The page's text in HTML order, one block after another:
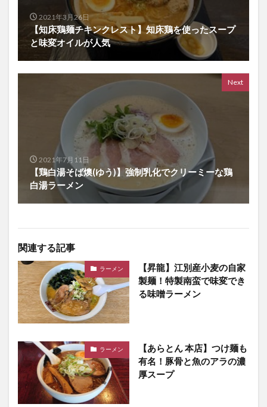
2021年3月26日
【知床鶏麺チキンクレスト】知床鶏を使ったスープ
と味変オイルが人気
Next
2021年7月11日
【鶏白湯そば燠(ゆう)】強制乳化でクリーミーな鶏
白湯ラーメン
関連する記事
ラーメン
【昇龍】江別産小麦の自家
製麺！特製南蛮で味変でき
る味噌ラーメン
ラーメン
【あらとん 本店】つけ麺も
有名！豚骨と魚のアラの濃
厚スープ